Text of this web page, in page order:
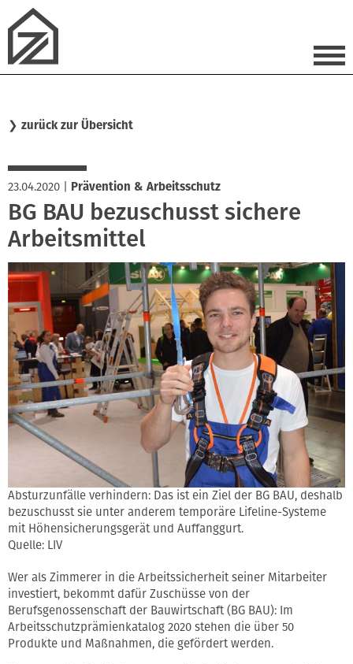
❯ zurück zur Übersicht
23.04.2020 Prävention & Arbeitsschutz
BG BAU bezuschusst sichere
Arbeitsmittel
Absturzunfälle verhindern: Das ist ein Ziel der BG BAU, deshalb
bezuschusst sie unter anderem temporäre Lifeline-Systeme
mit Höhensicherungsgerät und Auffanggurt.
Quelle: LIV
Wer als Zimmerer in die Arbeitssicherheit seiner Mitarbeiter
investiert, bekommt dafür Zuschüsse von der
Berufsgenossenschaft der Bauwirtschaft (BG BAU): Im
Arbeitsschutzprämienkatalog 2020 stehen die über 50
Produkte und Maßnahmen, die gefördert werden.